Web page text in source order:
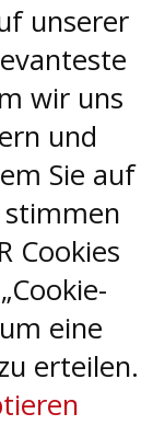
unserer
wir uns
und
Sie auf
stimmen
Cookies
eine
erteilen.